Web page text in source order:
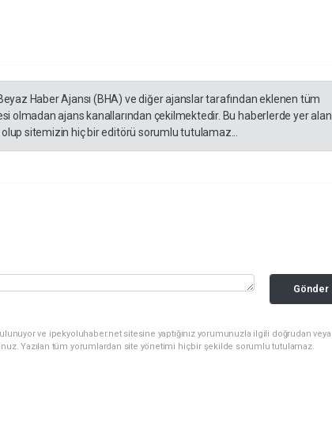
Haber Ajansı (BHA) ve diğer ajanslar tarafından eklenen tüm
olmadan ajans kanallarından çekilmektedir. Bu haberlerde yer alan
sitemizin hiç bir editörü sorumlu tutulamaz...
Gönder
ve ipekyoluhaber.net sitesine yaptığınız yorumunuzla ilgili doğrudan veya
Yazılan tüm yorumlardan site yönetimi hiçbir şekilde sorumlu tutulamaz.